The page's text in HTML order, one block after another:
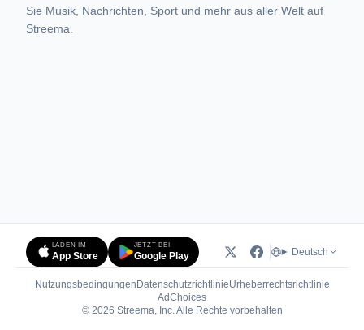
Sie Musik, Nachrichten, Sport und mehr aus aller Welt auf
Streema.
LADEN IM
App Store
JETZT BEI
Google Play Deutsch
Nutzungsbedingungen DatenschutzrichtlinieUrheberrechtsrichtlinie
AdChoices(öffnet in neuem Tab)
© 2026 Streema, Inc. Alle Rechte vorbehalten